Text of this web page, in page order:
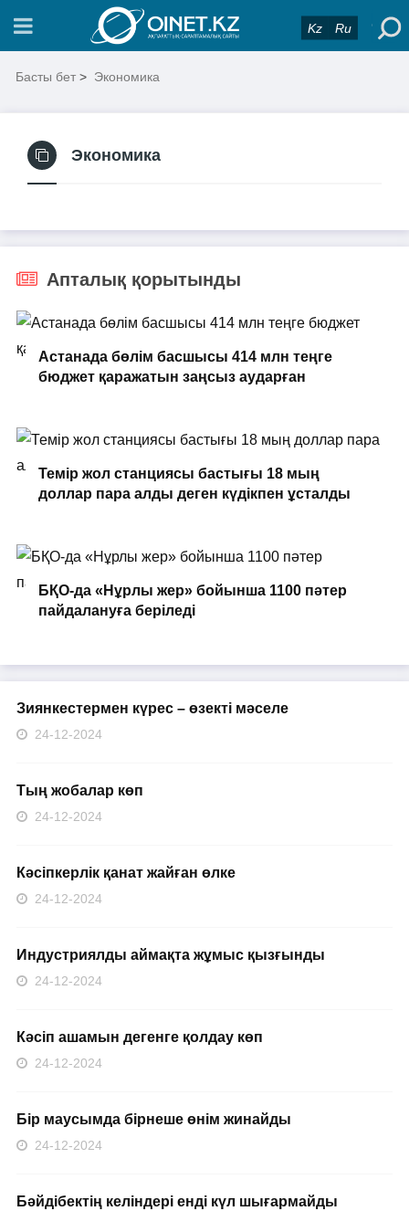
Kz Ru
Басты бет > Экономика
Экономика
Апталық қорытынды
Астанада бөлім басшысы 414 млн теңге
бюджет қаражатын заңсыз аударған
Темір жол станциясы бастығы 18 мың
доллар пара алды деген күдікпен ұсталды
БҚО-да «Нұрлы жер» бойынша 1100 пәтер
пайдалануға беріледі
Зиянкестермен күрес – өзекті мәселе
24-12-2024
Тың жобалар көп
24-12-2024
Кәсіпкерлік қанат жайған өлке
24-12-2024
Индустриялды аймақта жұмыс қызғынды
24-12-2024
Кәсіп ашамын дегенге қолдау көп
24-12-2024
Бір маусымда бірнеше өнім жинайды
24-12-2024
Бәйдібектің келіндері енді күл шығармайды